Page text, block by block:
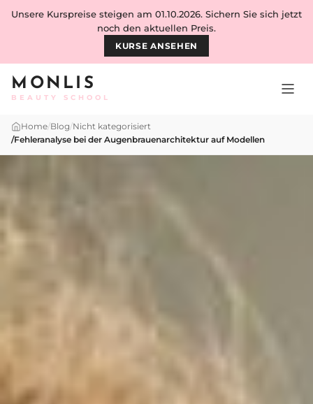
Skip to content
MONLIS
BEAUTY SCHOOL
Unsere Kurspreise steigen am 01.10.2026. Sichern Sie sich jetzt
noch den aktuellen Preis.
KURSE ANSEHEN
Home/Blog/Nicht kategorisiert
/Fehleranalyse bei der Augenbrauenarchitektur auf Modellen